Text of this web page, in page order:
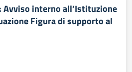
Avviso interno all’Istituzione
Figura di supporto al